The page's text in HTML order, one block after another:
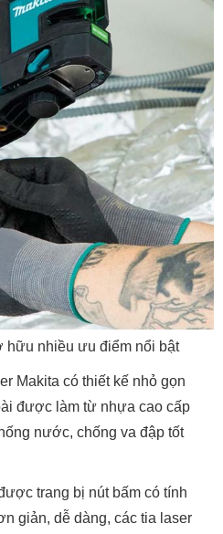
hữu nhiều ưu điểm nổi bật
Makita có thiết kế nhỏ gọn
được làm từ nhựa cao cấp
nước, chống va đập tốt
trang bị nút bấm có tính
giản, dễ dàng, các tia laser